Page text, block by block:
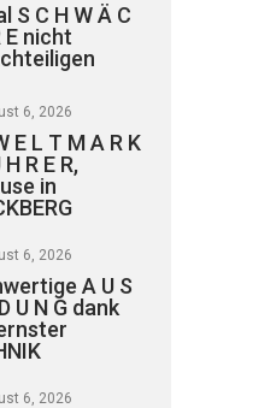
S C H W Ä C
E nicht
6, 2026
E L T M A R K
R E R,
in
6, 2026
A U S
U N G dank
6, 2026